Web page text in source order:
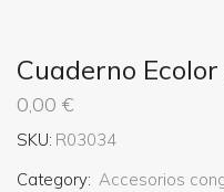
Cuaderno
0,00 €
SKU: R03034
Category: Accesorios